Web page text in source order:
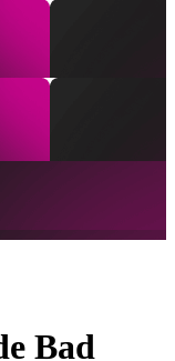
Bad